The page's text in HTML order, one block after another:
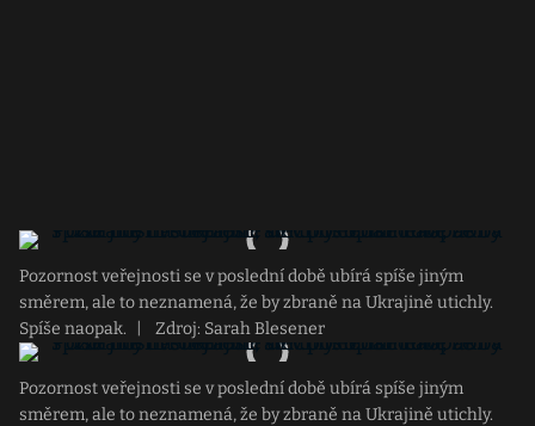
Pozornost veřejnosti se v poslední době ubírá spíše jiným
směrem, ale to neznamená, že by zbraně na Ukrajině utichly.
Spíše naopak.
Zdroj: Sarah Blesener
Pozornost veřejnosti se v poslední době ubírá spíše jiným
směrem, ale to neznamená, že by zbraně na Ukrajině utichly.